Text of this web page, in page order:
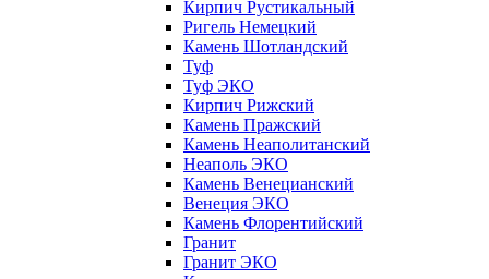
Кирпич Рустикальный
Ригель Немецкий
Камень Шотландский
Туф
Туф ЭКО
Кирпич Рижский
Камень Пражский
Камень Неаполитанский
Неаполь ЭКО
Камень Венецианский
Венеция ЭКО
Камень Флорентийский
Гранит
Гранит ЭКО